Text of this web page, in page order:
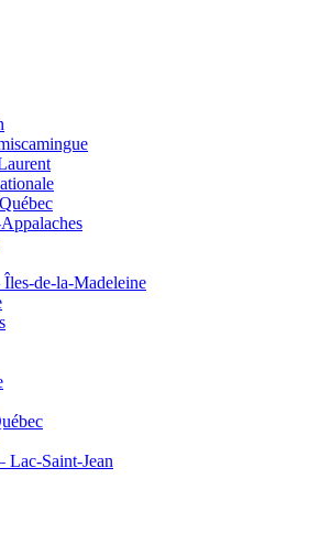
Îles-de-la-Madeleine
Lac-Saint-Jean